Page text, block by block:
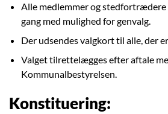
Alle medlemmer og stedfortrædere
gang med mulighed for genvalg.
Der udsendes valgkort til alle, der
Valget tilrettelægges efter aftale
Kommunalbestyrelsen.
Konstituering: